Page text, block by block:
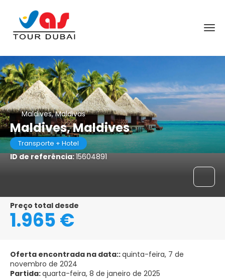
Maldives, Maldivas
Maldives, Maldives
Transporte + Hotel
ID de referência:15604891
Preço total desde
1.965 €
Oferta encontrada na data::quinta-feira, 7 de
novembro de 2024
Partida:quarta-feira, 8 de janeiro de 2025